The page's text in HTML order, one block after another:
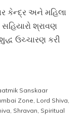
કેન્દ્ર અને મહિલા
શ્રાવણ
ઉચ્ચારણ કરી
Sanskaar
Zone, Lord Shiva,
, Shravan, Spiritual